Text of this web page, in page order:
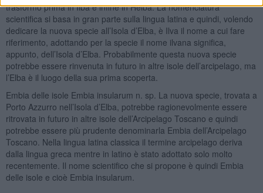
trasformò prima in Ilba e infine in Helba. La nomenclatura
scientifica si basa in gran parte sulla lingua latina e quindi, volendo
dedicare la nuova specie all’Isola d’Elba, è Ilva il nome a cui fare
riferimento, adottando per la specie il nome ilvana significa,
appunto, dell’Isola d’Elba. Probabilmente questa nuova specie
potrebbe essere rinvenuta in futuro in altre isole dell’arcipelago, ma
l’Elba è il luogo della sua prima scoperta.
Embia delle isole Embia insularum n. sp. La nuova specie, trovata a
Porto Azzurro nell’Isola d’Elba, potrebbe ragionevolmente essere
ritrovata in futuro in altre isole dell’Arcipelago Toscano e quindi
potrebbe essere più prudente denominarla Embia dell’Arcipelago
Toscano. Nella lingua latina classica il termine arcipelago deriva
dalla lingua greca mentre in latino è stato adottato solo molto
recentemente. Il nome scientifico che si propone è quindi Embia
delle isole e cioè Embia insularum.